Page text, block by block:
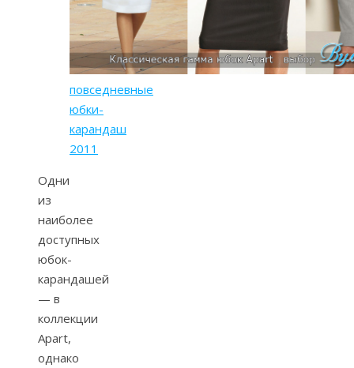
повседневные
юбки-
карандаш
2011
Одни
из
наиболее
доступных
юбок-
карандашей
— в
коллекции
Apart,
однако